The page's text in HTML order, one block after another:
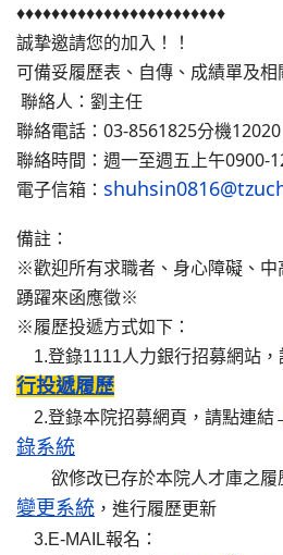
♦♦♦♦♦♦♦♦♦♦♦♦♦♦♦♦♦♦♦♦♦♦♦♦
誠摯邀請您的加入！！
可備妥履歷表、自傳、成績單及
聯絡人：劉主任
聯絡電話：03-8561825分機12020
聯絡時間：週一至週五上午0900-
電子信箱：
備註：
※歡迎所有求職者、身心障礙、
踴躍來函應徵※
※履歷投遞方式如下：
1.登錄1111人力銀行招募網站
行投遞履歷
2.登錄本院招募網頁，請點連結
錄系統
欲修改已存於本院人才庫之履
變更系統 ，進行履歷更新
3.E-MAIL報名：